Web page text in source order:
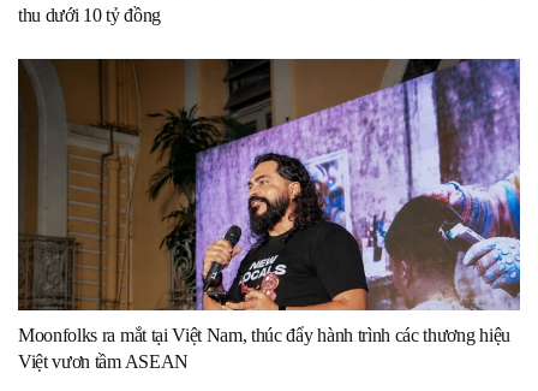
thu dưới 10 tỷ đồng
Moonfolks ra mắt tại Việt Nam, thúc đẩy hành trình các thương hiệu
Việt vươn tầm ASEAN